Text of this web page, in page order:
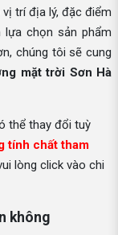
trí địa lý, đặc điểm
lựa chọn sản phẩm
chúng tôi sẽ cung
mặt trời Sơn Hà
thể thay đổi tuỳ
tính chất tham
lòng click vào chi
không